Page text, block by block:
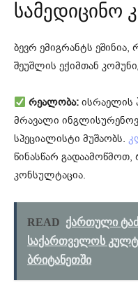
სამედიცინო
ბევრ ემიგრანტს
შეუშლის ექიმთან
რეალობა: ისრაელის
მრავალი
სპეციალისტი მუშაობს.
წინასწარ გადაამოწმოთ,
კონსულტაცია.
READ ქართული
საქართველოს
ბრიტანეთში